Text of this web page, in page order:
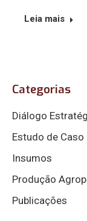
Leia mais
Categorias
Diálogo
Estudo de Caso
Insumos
Produção
Publicações